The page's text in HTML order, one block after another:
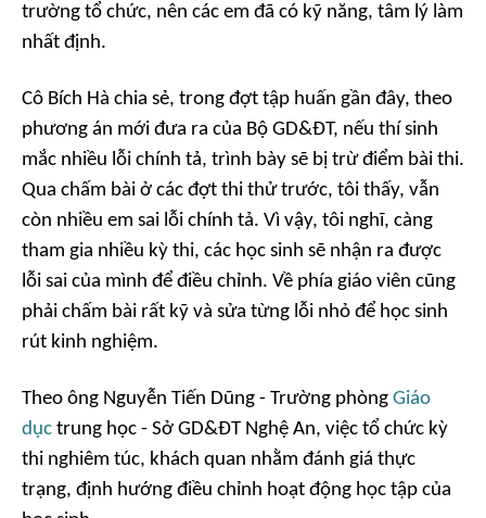
trường tổ chức, nên các em đã có kỹ năng, tâm lý làm
nhất định.
Cô Bích Hà chia sẻ, trong đợt tập huấn gần đây, theo
phương án mới đưa ra của Bộ GD&ĐT, nếu thí sinh
mắc nhiều lỗi chính tả, trình bày sẽ bị trừ điểm bài thi.
Qua chấm bài ở các đợt thi thử trước, tôi thấy, vẫn
còn nhiều em sai lỗi chính tả. Vì vậy, tôi nghĩ, càng
tham gia nhiều kỳ thi, các học sinh sẽ nhận ra được
lỗi sai của mình để điều chỉnh. Về phía giáo viên cũng
phải chấm bài rất kỹ và sửa từng lỗi nhỏ để học sinh
rút kinh nghiệm.
Theo ông Nguyễn Tiến Dũng - Trường phòng Giáo
dục trung học - Sở GD&ĐT Nghệ An, việc tổ chức kỳ
thi nghiêm túc, khách quan nhằm đánh giá thực
trạng, định hướng điều chỉnh hoạt động học tập của